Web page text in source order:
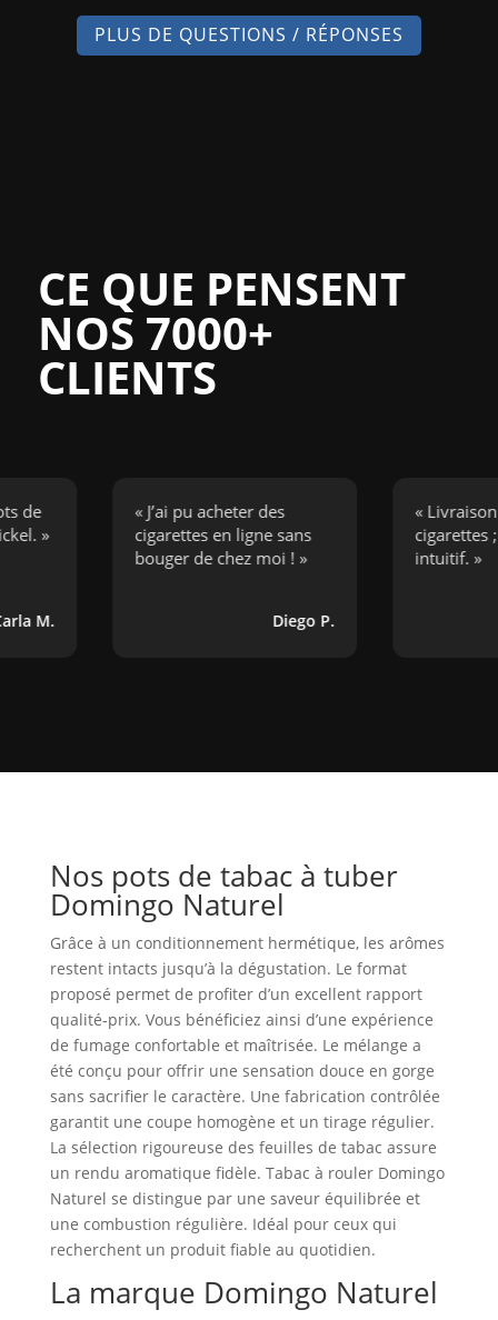
PLUS DE QUESTIONS / RÉPONSES
CE QUE PENSENT
NOS 7000+
CLIENTS
« J’ai pu acheter des
cigarettes en ligne sans
bouger de chez moi ! »
Diego P.
« Livraison
cigarettes ; site
intuitif. »
Nos pots de tabac à tuber
Domingo Naturel
Grâce à un conditionnement hermétique, les arômes
restent intacts jusqu’à la dégustation. Le format
proposé permet de profiter d’un excellent rapport
qualité‑prix. Vous bénéficiez ainsi d’une expérience
de fumage confortable et maîtrisée. Le mélange a
été conçu pour offrir une sensation douce en gorge
sans sacrifier le caractère. Une fabrication contrôlée
garantit une coupe homogène et un tirage régulier.
La sélection rigoureuse des feuilles de tabac assure
un rendu aromatique fidèle. Tabac à rouler Domingo
Naturel se distingue par une saveur équilibrée et
une combustion régulière. Idéal pour ceux qui
recherchent un produit fiable au quotidien.
La marque Domingo Naturel